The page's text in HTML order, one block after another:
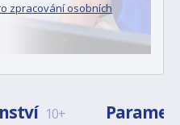
zpracování osobních
10+